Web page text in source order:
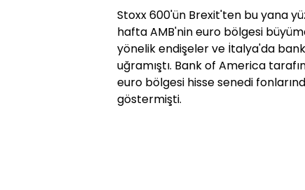
Stoxx 600'ün Brexit'ten bu yana
hafta AMB'nin euro bölgesi
yönelik endişeler ve İtalya'da
uğramıştı. Bank of America
euro bölgesi hisse senedi
göstermişti.